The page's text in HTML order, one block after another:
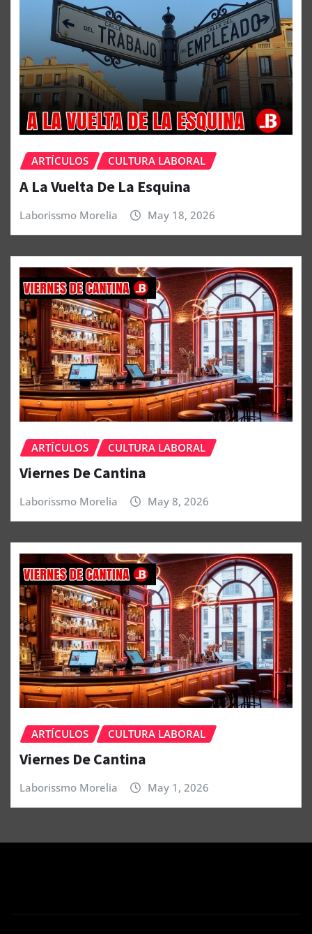
ARTÍCULOS CULTURA LABORAL
A La Vuelta De La Esquina
Laborissmo Morelia May 18, 2026
ARTÍCULOS CULTURA LABORAL
Viernes De Cantina
Laborissmo Morelia May 8, 2026
ARTÍCULOS CULTURA LABORAL
Viernes De Cantina
Laborissmo Morelia May 1, 2026